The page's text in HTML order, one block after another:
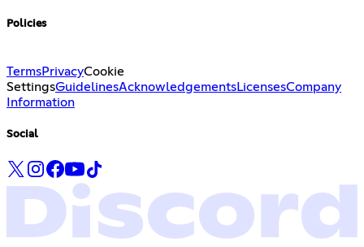
Policies
TermsPrivacyCookie
SettingsGuidelinesAcknowledgementsLicensesCompany
Information
Social